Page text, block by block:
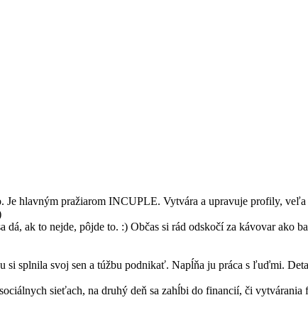
hlavným pražiarom INCUPLE. Vytvára a upravuje profily,
ak to nejde, pôjde to. :) Občas si rád odskočí za kávovar ako
splnila svoj sen a túžbu podnikať. Napĺňa ju práca s ľuďmi.
sieťach, na druhý deň sa zahĺbi do financií, či vytvárania